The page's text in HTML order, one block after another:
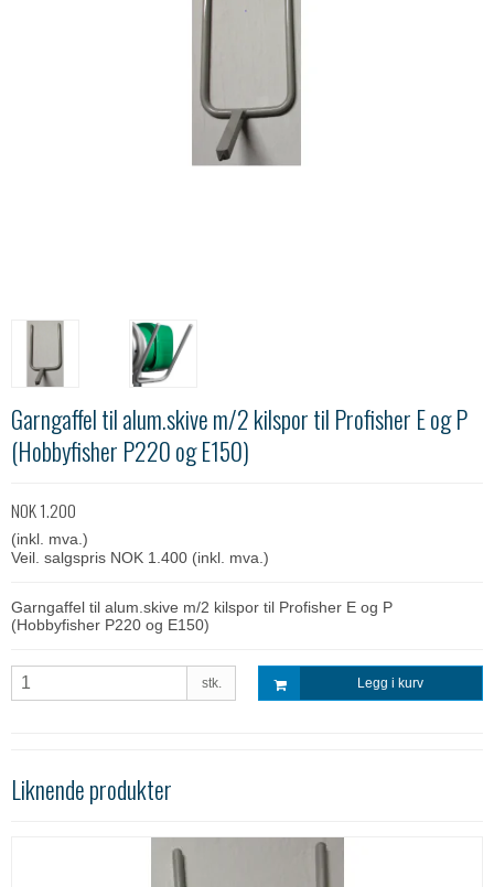
Garngaffel til alum.skive m/2 kilspor til Profisher E og P
(Hobbyfisher P220 og E150)
NOK 1.200
(inkl. mva.)
Veil. salgspris NOK 1.400 (inkl. mva.)
Garngaffel til alum.skive m/2 kilspor til Profisher E og P
(Hobbyfisher P220 og E150)
stk. Legg i kurv
Liknende produkter